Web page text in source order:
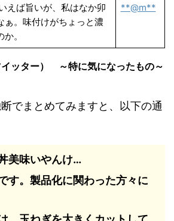
えば旨いが、私はなか卯
ぁ。味付けがちょっと濃
。
**@m**
ッター） ～特に気になったもの～
断でまとめてみますと、以下の通
美味いやんけ…
す。製品化に関わった方々に